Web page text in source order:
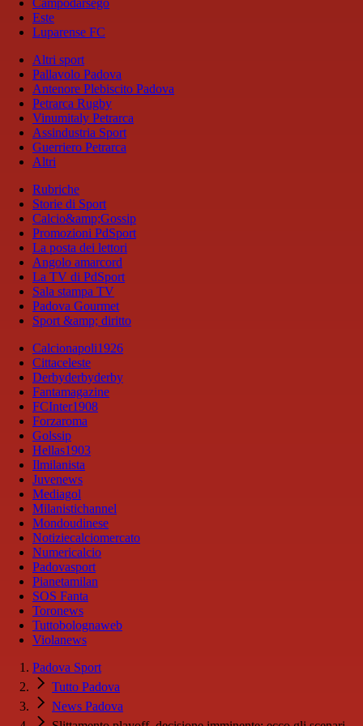
Campodarsego
Este
Luparense FC
Altri sport
Pallavolo Padova
Antenore Plebiscito Padova
Petrarca Rugby
Vinumitaly Petrarca
Assindustria Sport
Guerriero Petrarca
Altri
Rubriche
Storie di Sport
Calcio&amp;Gossip
Promozioni PdSport
La posta dei lettori
Angolo amarcord
La TV di PdSport
Sala stampa TV
Padova Gourmet
Sport &amp; diritto
Calcionapoli1926
Cittaceleste
Derbyderbyderby
Fantamagazine
FCInter1908
Forzaroma
Golssip
Hellas1903
Ilmilanista
Juvenews
Mediagol
Milanistichannel
Mondoudinese
Notiziecalciomercato
Numericalcio
Padovasport
Pianetamilan
SOS Fanta
Toronews
Tuttobolognaweb
Violanews
Padova Sport
Tutto Padova
News Padova